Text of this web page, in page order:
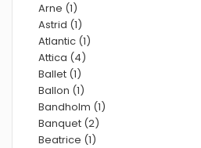
Arne (1)
Astrid (1)
Atlantic (1)
Attica (4)
Ballet (1)
Ballon (1)
Bandholm (1)
Banquet (2)
Beatrice (1)